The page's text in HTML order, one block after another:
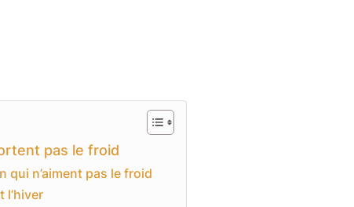
pas le froid
qui n’aiment pas le froid
l’hiver